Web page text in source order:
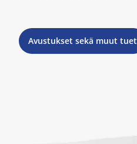
Avustukset sekä muut tuet